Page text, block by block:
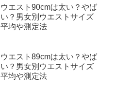
ウエスト90cmは太い？やば
い？男女別ウエストサイズ
平均や測定法
ウエスト89cmは太い？やば
い？男女別ウエストサイズ
平均や測定法